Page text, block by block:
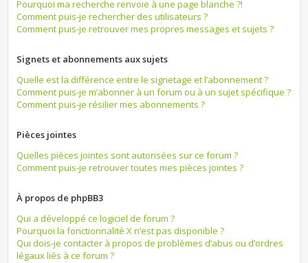
Pourquoi ma recherche renvoie à une page blanche ?!
Comment puis-je rechercher des utilisateurs ?
Comment puis-je retrouver mes propres messages et sujets ?
Signets et abonnements aux sujets
Quelle est la différence entre le signetage et l’abonnement ?
Comment puis-je m’abonner à un forum ou à un sujet spécifique ?
Comment puis-je résilier mes abonnements ?
Pièces jointes
Quelles pièces jointes sont autorisées sur ce forum ?
Comment puis-je retrouver toutes mes pièces jointes ?
À propos de phpBB3
Qui a développé ce logiciel de forum ?
Pourquoi la fonctionnalité X n’est pas disponible ?
Qui dois-je contacter à propos de problèmes d’abus ou d’ordres
légaux liés à ce forum ?